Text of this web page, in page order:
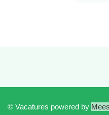
© Vacatures powered by